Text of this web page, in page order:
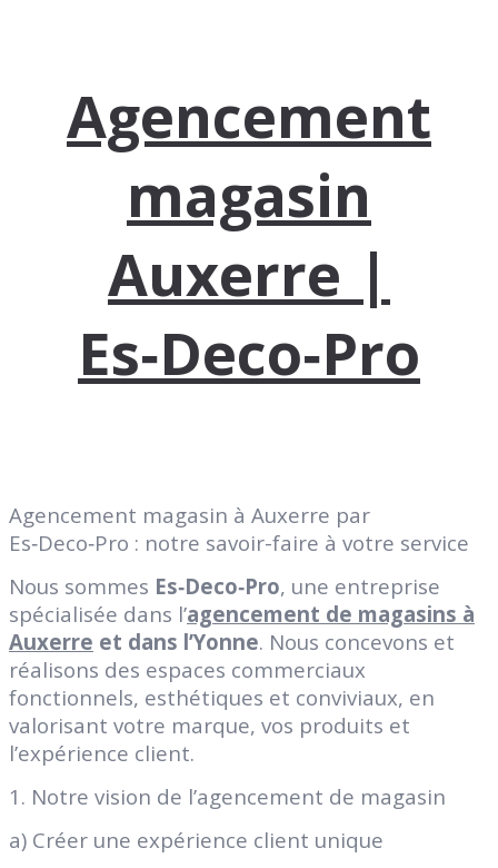
Agencement
magasin
Auxerre |
Es‑Deco‑Pro
Agencement magasin à Auxerre par
Es‑Deco‑Pro : notre savoir-faire à votre service
Nous sommes Es‑Deco‑Pro, une entreprise
spécialisée dans l’agencement de magasins à
Auxerre et dans l’Yonne. Nous concevons et
réalisons des espaces commerciaux
fonctionnels, esthétiques et conviviaux, en
valorisant votre marque, vos produits et
l’expérience client.
1. Notre vision de l’agencement de magasin
a) Créer une expérience client unique